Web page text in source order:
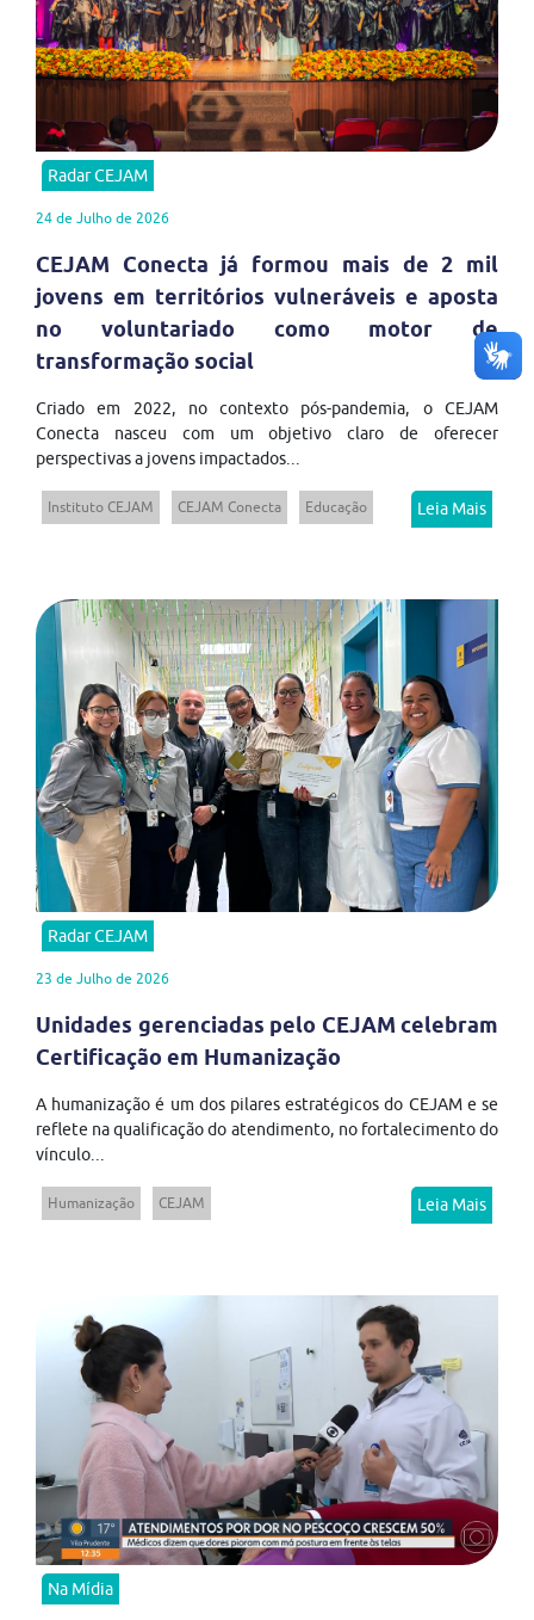
Radar CEJAM
24 de Julho de 2026
CEJAM Conecta já formou mais de 2 mil
jovens em territórios vulneráveis e aposta
no voluntariado como motor de
transformação social
Criado em 2022, no contexto pós-pandemia, o CEJAM
Conecta nasceu com um objetivo claro de oferecer
perspectivas a jovens impactados...
Instituto CEJAM CEJAM Conecta Educação Leia Mais
Radar CEJAM
23 de Julho de 2026
Unidades gerenciadas pelo CEJAM celebram
Certificação em Humanização
A humanização é um dos pilares estratégicos do CEJAM e se
reflete na qualificação do atendimento, no fortalecimento do
vínculo...
Humanização CEJAM Leia Mais
Na Mídia